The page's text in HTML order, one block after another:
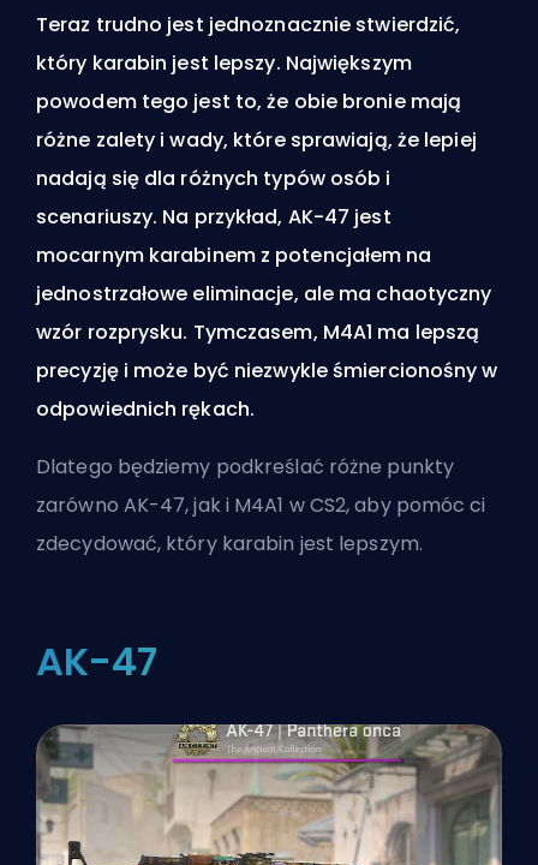
Teraz trudno jest jednoznacznie stwierdzić,
który karabin jest lepszy. Największym
powodem tego jest to, że obie bronie mają
różne zalety i wady, które sprawiają, że lepiej
nadają się dla różnych typów osób i
scenariuszy. Na przykład, AK-47 jest
mocarnym karabinem z potencjałem na
jednostrzałowe eliminacje, ale ma chaotyczny
wzór rozprysku. Tymczasem, M4A1 ma lepszą
precyzję i może być niezwykle śmiercionośny w
odpowiednich rękach.
Dlatego będziemy podkreślać różne punkty
zarówno AK-47, jak i M4A1 w CS2, aby pomóc ci
zdecydować, który karabin jest lepszym.
AK-47